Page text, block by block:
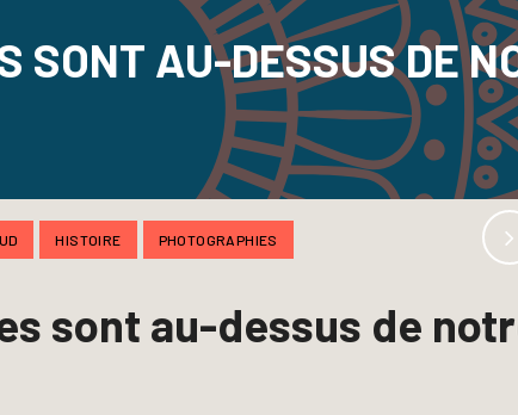
SONT AU-DESSUS DE
HISTOIRE PHOTOGRAPHIES
sont au-dessus de